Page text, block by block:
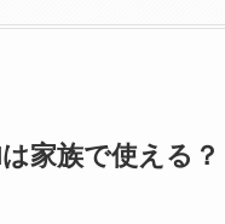
家族で使える？